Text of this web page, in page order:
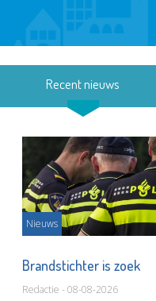
Recent nieuws
Nieuws
Brandstichter is zoek
Redactie - 08-08-2026